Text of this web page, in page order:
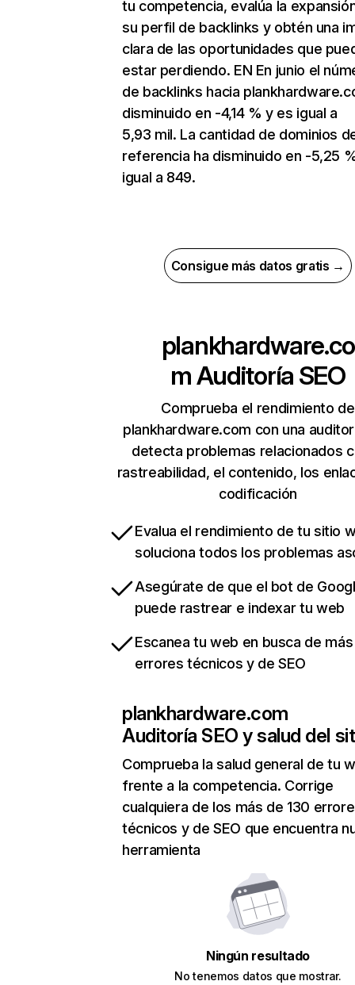
tu competencia, evalúa la
su perfil de backlinks y obtén una
clara de las oportunidades que
estar perdiendo. EN En junio el
de backlinks hacia
disminuido en -4,14 % y es igual a
5,93 mil. La cantidad de dominios
referencia ha disminuido en -5,25
igual a 849.
Consigue más datos gratis →
plankhardware.co
mAuditoría SEO
Comprueba el rendimiento de
plankhardware.com con una
detecta problemas relacionados
rastreabilidad, el contenido, los
codificación
Evalua el rendimiento de tu sitio
soluciona todos los problemas
Asegúrate de que el bot de
puede rastrear e indexar tu web
Escanea tu web en busca de
errores técnicos y de SEO
plankhardware.com
Auditoría SEO y salud del
Comprueba la salud general de tu
frente a la competencia. Corrige
cualquiera de los más de 130
técnicos y de SEO que encuentra
herramienta
Ningún resultado
No tenemos datos que mostrar.